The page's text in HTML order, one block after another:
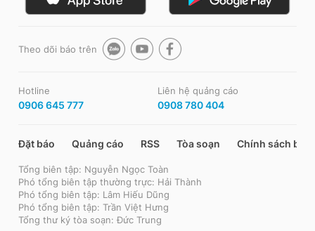
Theo dõi báo trên
Hotline
0906 645 777
Liên hệ quảng cáo
0908 780 404
Đặt báo Quảng cáo RSS Tòa soạn Chính sách bảo
Tổng biên tập: Nguyễn Ngọc Toàn
Phó tổng biên tập thường trực: Hải Thành
Phó tổng biên tập: Lâm Hiếu Dũng
Phó tổng biên tập: Trần Việt Hưng
Tổng thư ký tòa soạn: Đức Trung